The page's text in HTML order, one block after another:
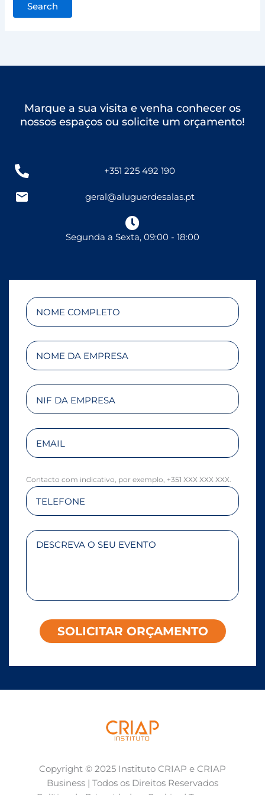
Marque a sua visita e venha conhecer os
nossos espaços ou solicite um orçamento!
+351 225 492 190
geral@aluguerdesalas.pt
Segunda a Sexta, 09:00 - 18:00
Contacto com indicativo, por exemplo, +351 XXX XXX XXX.
Copyright © 2025 Instituto CRIAP e CRIAP
Business | Todos os Direitos Reservados